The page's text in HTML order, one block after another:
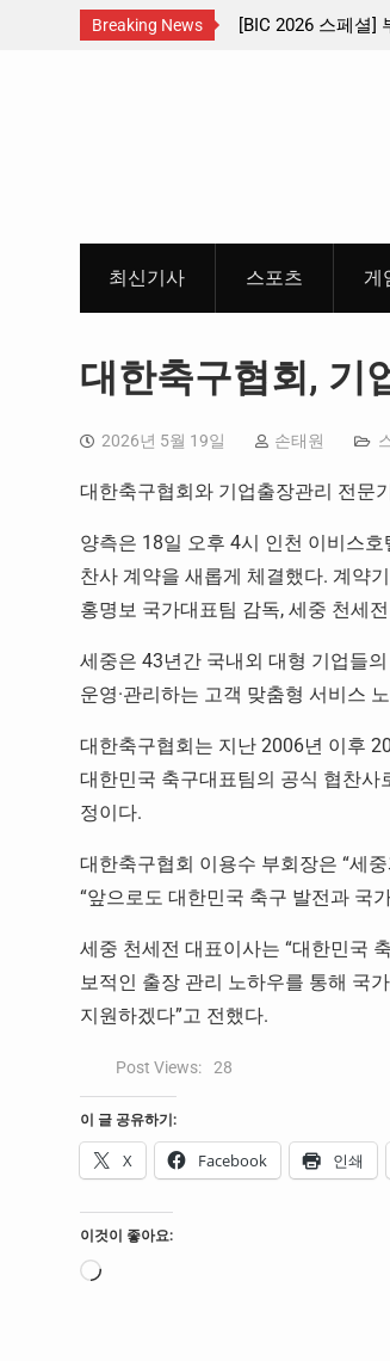
Breaking News
수도권 서남부 교통
[BIC 2026 스페셜] 부산
최신기사 스포츠 게
대한축구협회, 기
2026년 5월 19일 손태원
대한축구협회와 기업출장관리 전문
양측은 18일 오후 4시 인천 이비스
찬사 계약을 새롭게 체결했다. 계약
홍명보 국가대표팀 감독, 세중 천세
세중은 43년간 국내외 대형 기업들
운영·관리하는 고객 맞춤형 서비스
대한축구협회는 지난 2006년 이후
대한민국 축구대표팀의 공식 협찬사
정이다.
대한축구협회 이용수 부회장은 “세
“앞으로도 대한민국 축구 발전과 국
세중 천세전 대표이사는 “대한민국
보적인 출장 관리 노하우를 통해 국
지원하겠다”고 전했다.
Post Views: 28
이 글 공유하기:
X Facebook 인쇄
이것이 좋아요:
로